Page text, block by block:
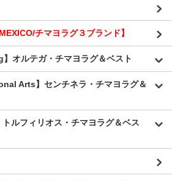
チマヨラグ３ブランド】
オルテガ・チマヨラグ＆ベスト
Arts】センチネラ・チマヨラグ＆
ルフィリオス・チマヨラグ＆ベス